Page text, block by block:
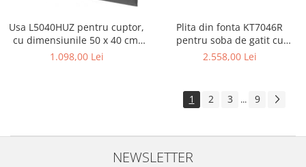
Usa L5040HUZ pentru cuptor,
cu dimensiunile 50 x 40 cm,
prevazut cu grila
1.098,00 Lei
Plita din fonta KT7046R
pentru soba de gatit cu
dimensiunile 70 x 46 cm,
2.558,00 Lei
1 2 3 ... 9
NEWSLETTER